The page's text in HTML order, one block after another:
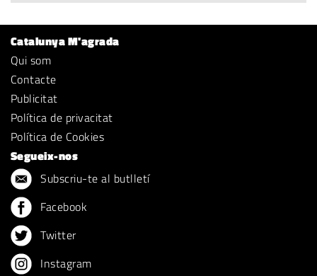
Catalunya M'agrada
Qui som
Contacte
Publicitat
Política de privacitat
Política de Cookies
Segueix-nos
Subscriu-te al butlletí
Facebook
Twitter
Instagram